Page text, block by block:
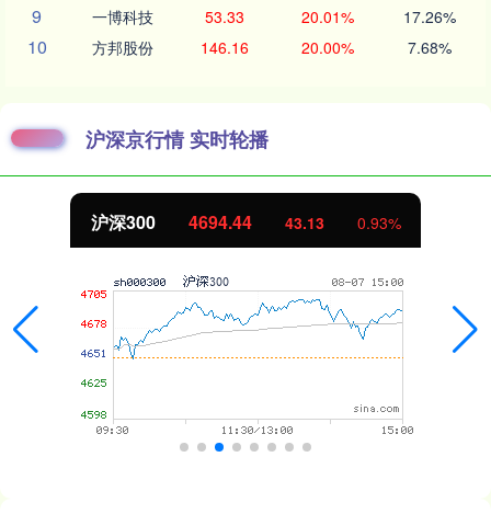
9 一博科技 53.33 20.01% 17.26%
10 方邦股份 146.16 20.00% 7.68%
沪深京行情 实时轮播
沪深300 4694.44 43.13 0.93%